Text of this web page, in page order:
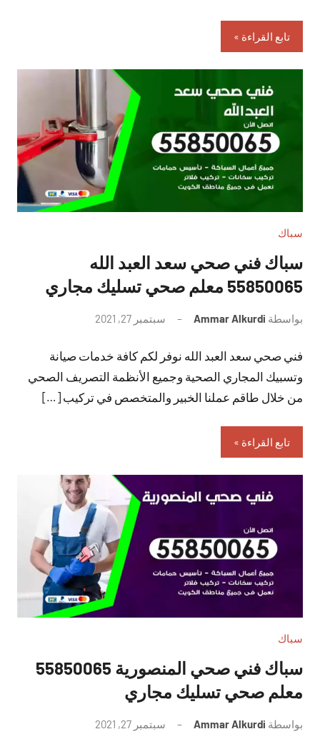
تابع القراءة
سباك
سباك فني صحي سعد العبد الله
55850065 معلم صحي تسليك مجاري
بواسطة Ammar Alkurdi سبتمبر 27, 2021
تعليقات
فني صحي سعد العبد الله نوفر لكم كافة خدمات صيانة
وتسبيك المجاري الصحية وجميع الأنظمة التصريف الصحي
من خلال طاقم عملنا الخبير والمتخصص في تركيب […]
تابع القراءة
سباك
سباك فني صحي المنصورية 55850065
معلم صحي تسليك مجاري
بواسطة Ammar Alkurdi سبتمبر 27, 2021